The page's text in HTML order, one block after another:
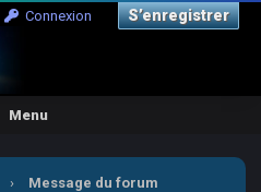
Connexion S’enregistrer
Menu
› Message du forum